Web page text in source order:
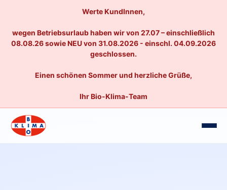
Werte KundInnen,
wegen Betriebsurlaub haben wir von 27.07 – einschließlich
08.08.26 sowie NEU von 31.08.2026 - einschl. 04.09.2026
geschlossen.
Einen schönen Sommer und herzliche Grüße,
Ihr Bio-Klima-Team